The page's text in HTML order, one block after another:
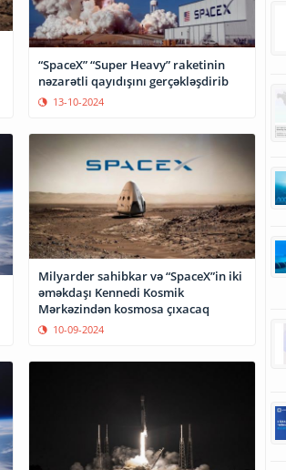
“SpaceX” “Super Heavy” raketinin
nəzarətli qayıdışını gerçəkləşdirib
13-10-2024
Milyarder sahibkar və “SpaceX”in iki
əməkdaşı Kennedi Kosmik
Mərkəzindən kosmosa çıxacaq
10-09-2024